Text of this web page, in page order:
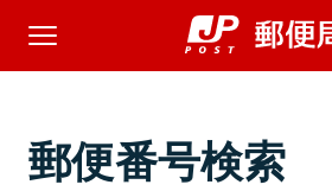
郵便番号検索